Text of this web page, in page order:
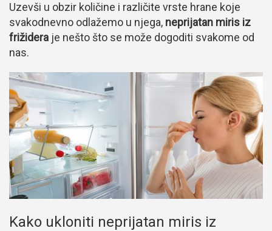
Uzevši u obzir količine i različite vrste hrane koje
svakodnevno odlažemo u njega, neprijatan miris iz
frižidera je nešto što se može dogoditi svakome od
nas.
Kako ukloniti neprijatan miris iz